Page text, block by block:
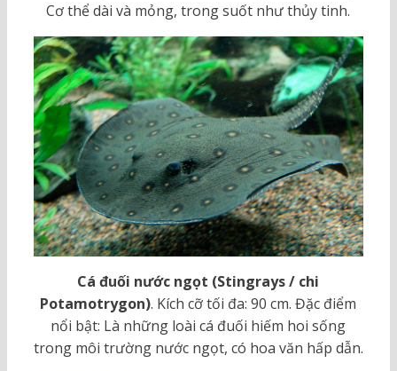
Cơ thể dài và mỏng, trong suốt như thủy tinh.
Cá đuối nước ngọt (Stingrays / chi
Potamotrygon). Kích cỡ tối đa: 90 cm. Đặc điểm
nổi bật: Là những loài cá đuối hiếm hoi sống
trong môi trường nước ngọt, có hoa văn hấp dẫn.